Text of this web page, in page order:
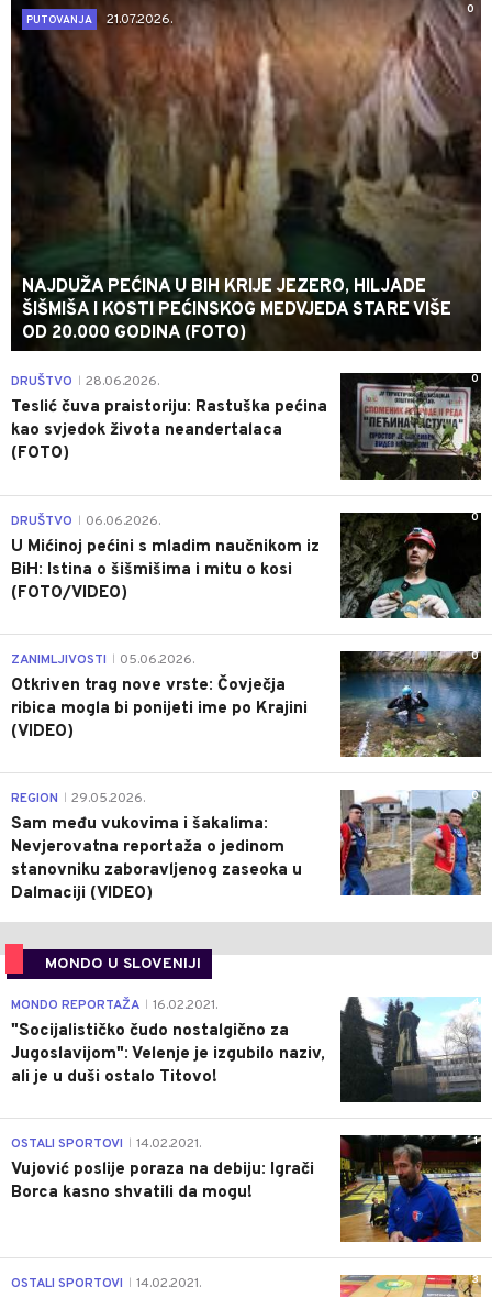
0
PUTOVANJA
21.07.2026.
NAJDUŽA PEĆINA U BIH KRIJE JEZERO, HILJADE
ŠIŠMIŠA I KOSTI PEĆINSKOG MEDVJEDA STARE VIŠE
OD 20.000 GODINA (FOTO)
0
DRUŠTVO 28.06.2026.
Teslić čuva praistoriju: Rastuška pećina
kao svjedok života neandertalaca
(FOTO)
0
DRUŠTVO 06.06.2026.
U Mićinoj pećini s mladim naučnikom iz
BiH: Istina o šišmišima i mitu o kosi
(FOTO/VIDEO)
0
ZANIMLJIVOSTI 05.06.2026.
Otkriven trag nove vrste: Čovječja
ribica mogla bi ponijeti ime po Krajini
(VIDEO)
0
REGION 29.05.2026.
Sam među vukovima i šakalima:
Nevjerovatna reportaža o jedinom
stanovniku zaboravljenog zaseoka u
Dalmaciji (VIDEO)
MONDO U SLOVENIJI
4
MONDO REPORTAŽA 16.02.2021.
"Socijalističko čudo nostalgično za
Jugoslavijom": Velenje je izgubilo naziv,
ali je u duši ostalo Titovo!
1
OSTALI SPORTOVI 14.02.2021.
Vujović poslije poraza na debiju: Igrači
Borca kasno shvatili da mogu!
3
OSTALI SPORTOVI 14.02.2021.